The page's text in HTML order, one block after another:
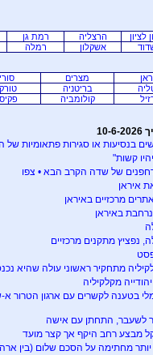
לציון הרצליה רמת גן
אשקלון רמלה
מצרים
בריטניה
קולומביה
בנסיעות או סגירות פתאומיות של
קשות"
של שדה הקרב הבא • צפו
איראן
מרכזיים באיראן
באיראן
נפציץ מתקנים מרכזיים
מתחקיר ראשוני עולה שהיא
מקלקיליה
בטענה לקשרים עם ארגון הטרור א-
לשעבר, התחתן עם אישה
מבצע רחב היקף אך קצר מועד
מחתימה על הסכם שלום (בין